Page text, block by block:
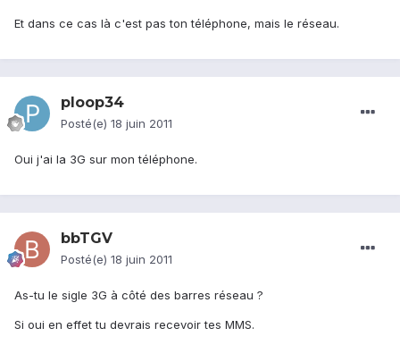
Et dans ce cas là c'est pas ton téléphone, mais le réseau.
ploop34
Posté(e) 18 juin 2011
Oui j'ai la 3G sur mon téléphone.
bbTGV
Posté(e) 18 juin 2011
As-tu le sigle 3G à côté des barres réseau ?
Si oui en effet tu devrais recevoir tes MMS.